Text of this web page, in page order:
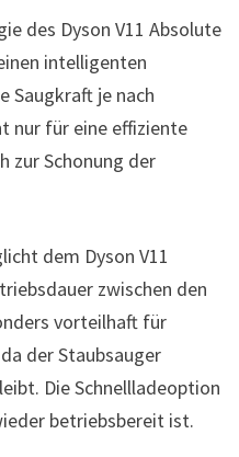
des Dyson V11 Absolute
intelligenten
Saugkraft je nach
nur für eine effiziente
zur Schonung der
dem Dyson V11
zwischen den
vorteilhaft für
der Staubsauger
Die Schnellladeoption
betriebsbereit ist.